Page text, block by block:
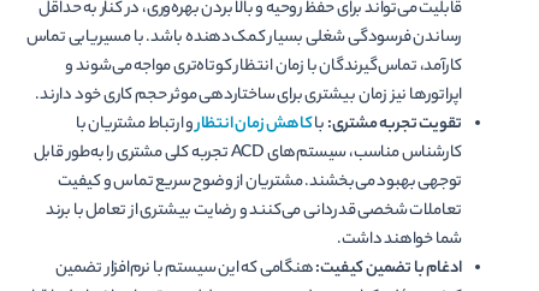
قابلیت می­‌تواند برای حفظ روحیه و بالا بردن بهره‌­وری، در کنار به حداقل
رساندن فرسودگی شغلی بسیار کمک­‌دهنده باشد. با مسیریابی تماس
کارآمد، تماس­‌گیرندگان با زمان انتظار کوتاه‌­تری مواجه می­‌شوند و
اپراتورها نیز زمان بیشتری برای ساختاردهی موثر حجم کاری خود دارند.
تقویت تجربه مشتری:باکاهش زمان انتظارو ارتباط مشتریان با
کارشناس مناسب، سیستم­‌های ACD تجربه کلی مشتری را به‌طور قابل
توجهی بهبود می­‌بخشند. مشتریان از وضوح سریع تماس و کیفیت
تعاملات شخصی قدردانی می­‌کنند و رضایت بیشتری از تعامل با برند
شما خواهند داشت.
ادغام با تضمین کیفیت:هنگامی که این سیستم با نرم‌افزار تضمین